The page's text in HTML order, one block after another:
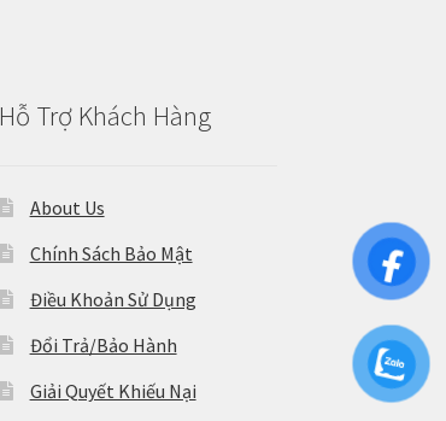
Hỗ Trợ Khách Hàng
About Us
Chính Sách Bảo Mật
Điều Khoản Sử Dụng
Đổi Trả/Bảo Hành
Giải Quyết Khiếu Nại